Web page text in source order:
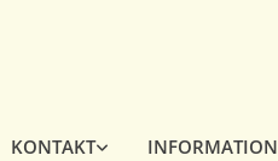
KONTAKT INFORMATION